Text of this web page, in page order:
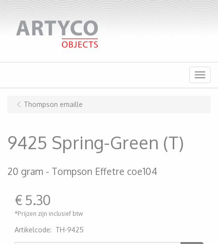
Menu
Thompson emaille
9425 Spring-Green (T)
20 gram Tompson Effetre coe104
€ 5.30
*Prijzen zijn inclusief btw
Artikelcode: TH-9425